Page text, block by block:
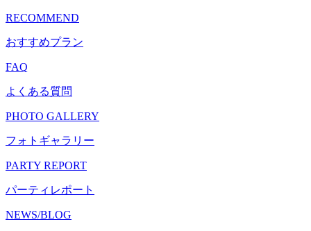
RECOMMEND
おすすめプラン
FAQ
よくある質問
PHOTO GALLERY
フォトギャラリー
PARTY REPORT
パーティレポート
NEWS/BLOG